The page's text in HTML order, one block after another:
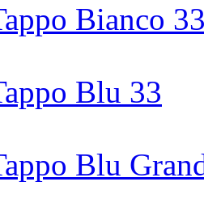
Bianco
Blu 33
Blu